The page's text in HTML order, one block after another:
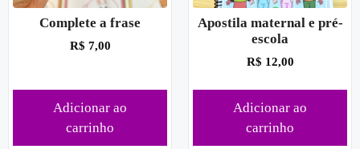
Complete a frase
R$ 7,00
Adicionar ao
carrinho
Apostila maternal e pré-
escola
R$ 12,00
Adicionar ao
carrinho